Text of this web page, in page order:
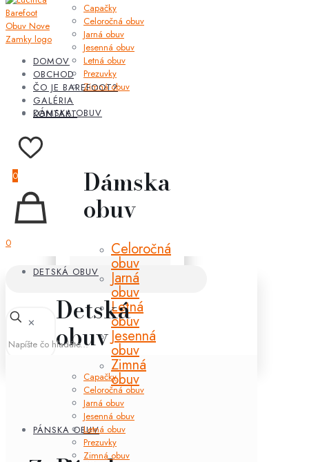
Capačky
Celoročná obuv
Jarná obuv
Jesenná obuv
Letná obuv
Prezuvky
Zimná obuv
DÁMSKA OBUV
Dámska
obuv
Celoročná
obuv
Jarná
obuv
Letná
obuv
Jesenná
obuv
Zimná
obuv
PÁNSKA OBUV
DOMOV
OBCHOD
ČO JE BAREFOOT?
GALÉRIA
KONTAKT
0
0
DETSKÁ OBUV
Detská
obuv
Capačky
Celoročná obuv
Jarná obuv
Jesenná obuv
Letná obuv
Prezuvky
Zimná obuv
✕